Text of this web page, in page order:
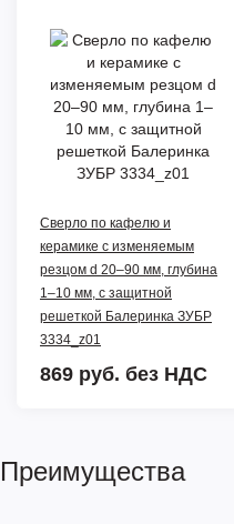
Сверло по кафелю и
керамике с изменяемым
резцом d 20–90 мм, глубина
1–10 мм, с защитной
решеткой Балеринка ЗУБР
3334_z01
869 руб. без НДС
Преимущества